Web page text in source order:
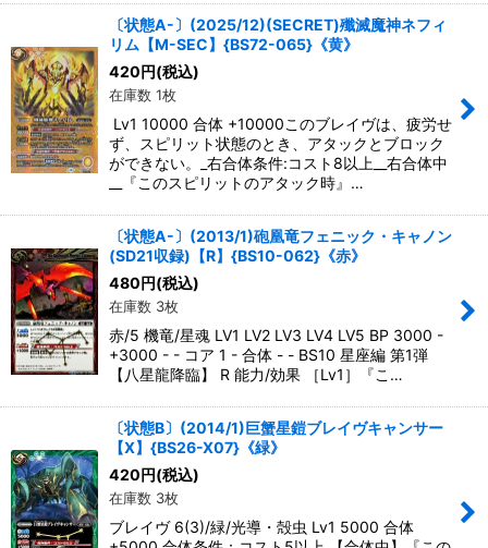
〔状態A-〕(2025/12)(SECRET)殲滅魔神ネフィ
リム【M-SEC】{BS72-065}《黄》
420 円(税込)
在庫数 1枚
Lv1 10000 合体 +10000このブレイヴは、疲労せ
ず、スピリット状態のとき、アタックとブロック
ができない。_右合体条件:コスト8以上__右合体中
__『このスピリットのアタック時』…
〔状態A-〕(2013/1)砲凰竜フェニック・キャノン
(SD21収録)【R】{BS10-062}《赤》
480 円(税込)
在庫数 3枚
赤/5 機竜/星魂 LV1 LV2 LV3 LV4 LV5 BP 3000 -
+3000 - - コア 1 - 合体 - - BS10 星座編 第1弾
【八星龍降臨】 R 能力/効果 ［Lv1］『こ…
〔状態B〕(2014/1)巨蟹星鎧ブレイヴキャンサー
【X】{BS26-X07}《緑》
420 円(税込)
在庫数 3枚
ブレイヴ 6(3)/緑/光導・殻虫 Lv1 5000 合体